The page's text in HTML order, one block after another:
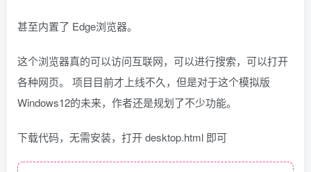
甚至内置了 Edge浏览器。
这个浏览器真的可以访问互联网，可以进行搜索，可以打开
各种网页。 项目目前才上线不久，但是对于这个模拟版
Windows12的未来，作者还是规划了不少功能。
下载代码，无需安装，打开 desktop.html 即可